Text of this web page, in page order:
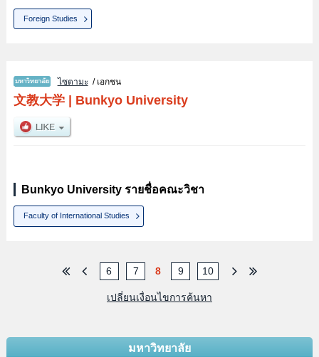
Foreign Studies
ไซตามะ/ เอกชน
文教大学| Bunkyo University
Bunkyo University รายชื่อคณะวิชา
Faculty of International Studies
6 7 8 9 10
เปลี่ยนเงื่อนไขการค้นหา
มหาวิทยาลัย